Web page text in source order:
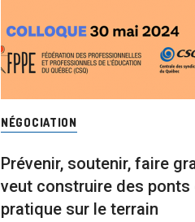
NÉGOCIATION
Prévenir, soutenir, faire
veut construire des ponts
pratique sur le terrain